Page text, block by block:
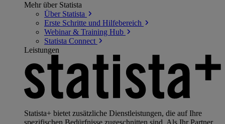
Mehr über Statista
Über Statista
Erste Schritte und Hilfebereich
Webinar & Training Hub
Statista Connect
Leistungen
Statista+ bietet zusätzliche Dienstleistungen, die auf Ihre
spezifischen Bedürfnisse zugeschnitten sind. Als Ihr Partner